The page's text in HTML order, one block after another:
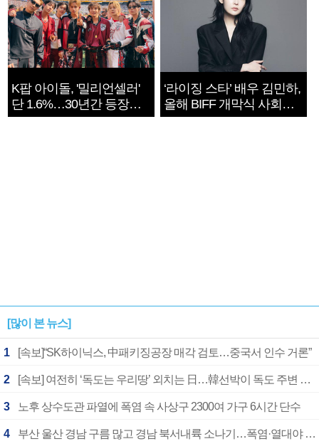
K팝 아이돌, '밀리언셀러'
단 1.6%…30년간 등장
1182개팀 전수조사
‘라이징 스타’ 배우 김민하,
올해 BIFF 개막식 사회자
확정
[많이 본 뉴스]
1 [속보]“SK하이닉스, 中패키징공장 매각 검토…중국서 인수 거론”
2 [속보] 여전히 ‘독도는 우리땅’ 외치는 日…韓선박이 독도 주변 해양조사 활동하자 반발
3 노후 상수도관 파열에 폭염 속 사상구 2300여 가구 6시간 단수
4 부산 울산 경남 구름 많고 경남 북서내륙 소나기…폭염·열대야 계속